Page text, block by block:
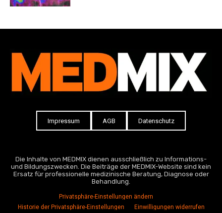
Impressum AGB Datenschutz
Die Inhalte von MEDMIX dienen ausschließlich zu Informations-
und Bildungszwecken. Die Beiträge der MEDMIX-Website sind kein
Ersatz für professionelle medizinische Beratung, Diagnose oder
Behandlung.
Privatsphäre-Einstellungen ändern
Historie der Privatsphäre-Einstellungen
Einwilligungen widerrufen